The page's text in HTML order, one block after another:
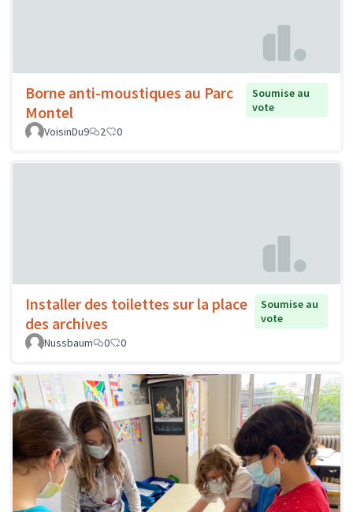
Borne anti-moustiques au Parc
Montel
Soumise au
vote
VoisinDu9
2 0
Installer des toilettes sur la place
des archives
Soumise au
vote
Nussbaum
0 0